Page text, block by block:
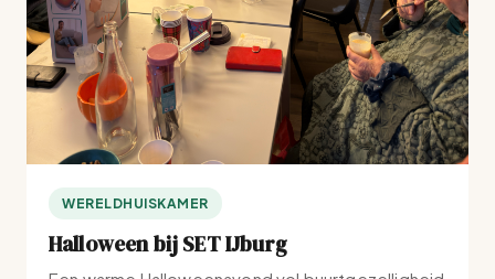
WERELDHUISKAMER
Halloween bij SET IJburg